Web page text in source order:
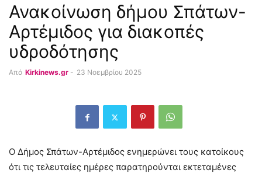
Ανακοίνωση δήμου Σπάτων-
Αρτέμιδος για διακοπές
υδροδότησης
Από Kirkinews.gr - 23 Νοεμβρίου 2025
Ο Δήμος Σπάτων-Αρτέμιδος ενημερώνει τους κατοίκους
ότι τις τελευταίες ημέρες παρατηρούνται εκτεταμένες